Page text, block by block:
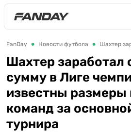
FanDay Новости футбола
Шахтер заработал
сумму в Лиге
известны размеры
команд за
турнира